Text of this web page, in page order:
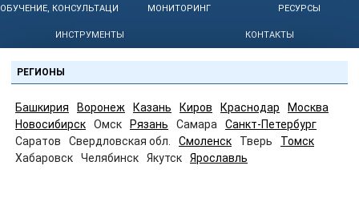
ОБУЧЕНИЕ, КОНСУЛЬТАЦИИ МОНИТОРИНГ РЕСУРСЫ
ИНСТРУМЕНТЫ КОНТАКТЫ
РЕГИОНЫ
Башкирия Воронеж Казань Киров Краснодар
Москва
Новосибирск
Омск Рязань Самара
Санкт-Петербург
Саратов
Свердловская обл. Смоленск Тверь
Томск
Хабаровск
Челябинск Якутск Ярославль